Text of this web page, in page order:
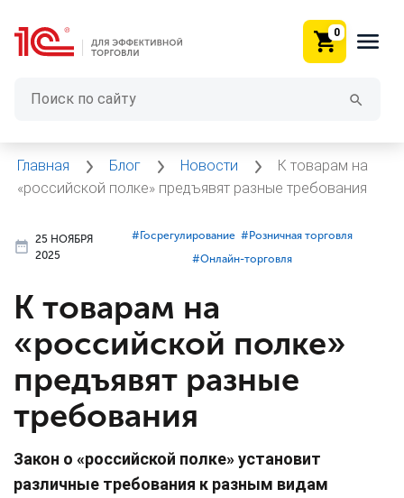
0
Главная Блог Новости
К товарам на
«российской полке» предъявят разные требования
25 НОЯБРЯ
2025
#⁣Госрегулирование #⁣Розничная торговля
#⁣Онлайн-торговля
К товарам на
«российской полке»
предъявят разные
требования
Закон о «российской полке» установит
различные требования к разным видам